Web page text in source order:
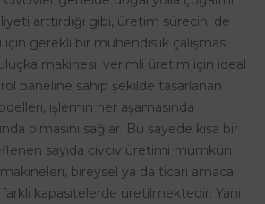
arttırdığı gibi, üretim sürecini de
için gerekli bir mühendislik çalışması
makinesi, verimli üretim için ideal
paneline sahip şekilde tasarlanan
işlemin her aşamasında
olmasını sağlar. Bu sayede kısa bir
sayıda civciv üretimi mümkün
bireysel ya da ticari amaca
kapasitelerde üretilmektedir. Yani